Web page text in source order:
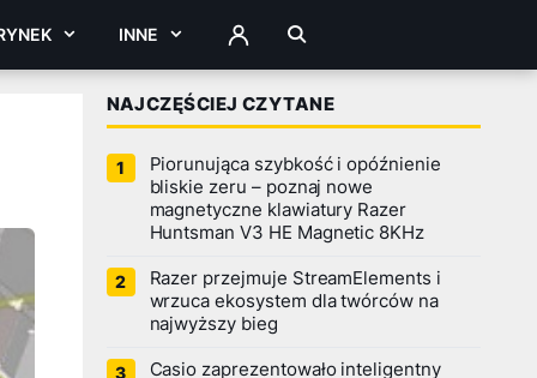
INNE ZALOGUJ
NAJCZĘŚCIEJ CZYTANE
Piorunująca szybkość i opóźnienie
bliskie zeru – poznaj nowe
magnetyczne klawiatury Razer
Huntsman V3 HE Magnetic 8KHz
Razer przejmuje StreamElements i
wrzuca ekosystem dla twórców na
najwyższy bieg
Casio zaprezentowało inteligentny